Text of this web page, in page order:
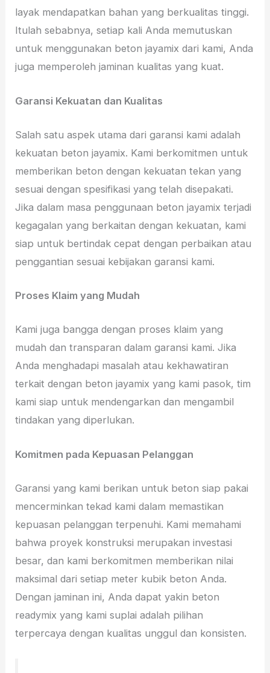
layak mendapatkan bahan yang berkualitas tinggi.
Itulah sebabnya, setiap kali Anda memutuskan
untuk menggunakan beton jayamix dari kami, Anda
juga memperoleh jaminan kualitas yang kuat.
Garansi Kekuatan dan Kualitas
Salah satu aspek utama dari garansi kami adalah
kekuatan beton jayamix. Kami berkomitmen untuk
memberikan beton dengan kekuatan tekan yang
sesuai dengan spesifikasi yang telah disepakati.
Jika dalam masa penggunaan beton jayamix terjadi
kegagalan yang berkaitan dengan kekuatan, kami
siap untuk bertindak cepat dengan perbaikan atau
penggantian sesuai kebijakan garansi kami.
Proses Klaim yang Mudah
Kami juga bangga dengan proses klaim yang
mudah dan transparan dalam garansi kami. Jika
Anda menghadapi masalah atau kekhawatiran
terkait dengan beton jayamix yang kami pasok, tim
kami siap untuk mendengarkan dan mengambil
tindakan yang diperlukan.
Komitmen pada Kepuasan Pelanggan
Garansi yang kami berikan untuk beton siap pakai
mencerminkan tekad kami dalam memastikan
kepuasan pelanggan terpenuhi. Kami memahami
bahwa proyek konstruksi merupakan investasi
besar, dan kami berkomitmen memberikan nilai
maksimal dari setiap meter kubik beton Anda.
Dengan jaminan ini, Anda dapat yakin beton
readymix yang kami suplai adalah pilihan
terpercaya dengan kualitas unggul dan konsisten.